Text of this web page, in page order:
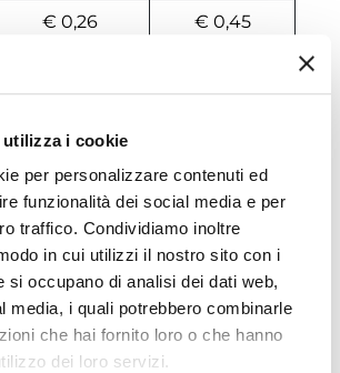
i cookie
per personalizzare contenuti ed
funzionalità dei social media e per
traffico. Condividiamo inoltre
in cui utilizzi il nostro sito con i
si occupano di analisi dei dati web,
media, i quali potrebbero combinarle
che hai fornito loro o che hanno
dei loro servizi.
€ 0,26 € 0,45
stampa
risposte